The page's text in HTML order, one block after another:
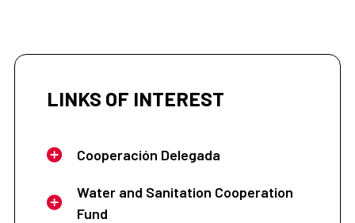
LINKS OF INTEREST
Cooperación Delegada
Water and Sanitation Cooperation
Fund